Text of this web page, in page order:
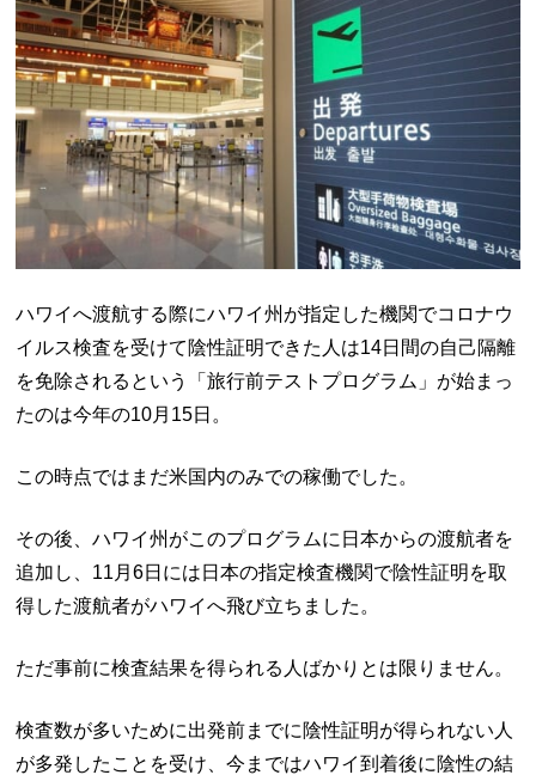
ハワイへ渡航する際にハワイ州が指定した機関でコロナウ
イルス検査を受けて陰性証明できた人は14日間の自己隔離
を免除されるという「旅行前テストプログラム」が始まっ
たのは今年の10月15日。
この時点ではまだ米国内のみでの稼働でした。
その後、ハワイ州がこのプログラムに日本からの渡航者を
追加し、11月6日には日本の指定検査機関で陰性証明を取
得した渡航者がハワイへ飛び立ちました。
ただ事前に検査結果を得られる人ばかりとは限りません。
検査数が多いために出発前までに陰性証明が得られない人
が多発したことを受け、今まではハワイ到着後に陰性の結